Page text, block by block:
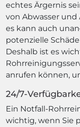
echtes Ärgernis
von Abwasser und
es kann auch
potenzielle
Deshalb ist es
anrufen können,
24/7-
Ein Notfall-
wichtig, wenn Sie